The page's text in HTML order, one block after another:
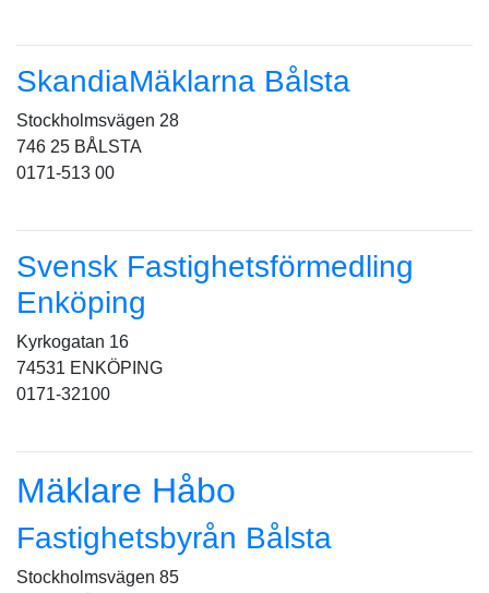
SkandiaMäklarna Bålsta
Stockholmsvägen 28
746 25 BÅLSTA
0171-513 00
Svensk Fastighetsförmedling
Enköping
Kyrkogatan 16
74531 ENKÖPING
0171-32100
Mäklare Håbo
Fastighetsbyrån Bålsta
Stockholmsvägen 85